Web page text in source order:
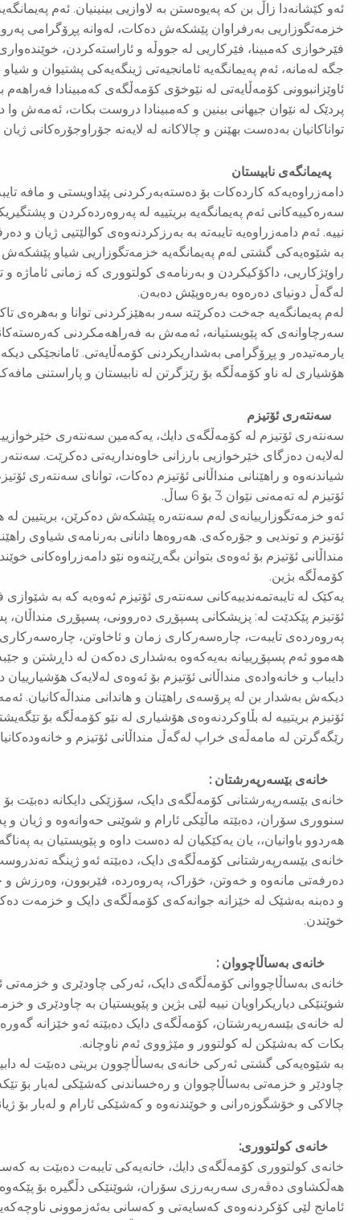
ئەو کێشانەدا زاڵ بن کە پەیوەستن بە لاوازیی بینینیان. ئەم
خزمەتگوزاریی بەرفراوان پێشکەش دەکات، لەوانە پڕۆگرامی
فێرخوازی کەمبینا، فێرکاریی لە جووڵە و ئاراستەکردن،
جگە لەمانە، ئەم پەیمانگەیە ئامانجیەتی ژینگەیەکی پشتیوان و
ئاوێزانبوونی کۆمەڵایەتی لە نێوخۆی کۆمەڵگەی کەمبینادا
پردێک لە نێوان جیهانی بینین و کەمبینادا دروست بکات، ئەمەش وا
تواناکانیان بەدەست بهێنن و چالاکانە لە لایەنە جۆراوجۆرەکانی
پەیمانگه‌ی نابیستان
دامەزراوەیەکە کاردەکات بۆ دەستەبەرکردنی پێداویستی و مافە
سەرەکییەکانی ئەم پەیمانگەیە بریتییە لە پەروەردەکردن و
نییە. ئەم دامەزراوەیە تایبەتە بە بەرزکردنەوەی کوالێتیی ژیان و
بە شێوەیەکی گشتی لەم پەیمانگەیە خزمەتگوزاریی شیاو پێشکەش
راوێژکاریی، داکۆکیکردن و بەرنامەی کولتووری کە زمانی
لەگەڵ دونیای دەرەوە بەرەوپێش دەبەن.
لەم پەیمانگەیە جەخت دەکرێتە سەر بەهێزکردنی توانا و بەهرەی
سەرچاوانەی کە پێویستیانە، ئەمەش بە فەراهەمکردنی
یارمەتیدەر و پڕۆگرامی بەشداریکردنی کۆمەڵایەتی. ئامانجێکی
هۆشیاری لە ناو کۆمەڵگە بۆ رێزگرتن لە نابیستان و پاراستنی
سەنتەری ئۆتیزم
سه‌نته‌ری ئۆتیزم لە كۆمه‌ڵگه‌ی دایك، یه‌كه‌مین سه‌نته‌ری
له‌لایه‌ن ده‌زگای خێرخوازیی بارزانی خاوه‌نداریه‌تی ده‌كرێت.
ئۆتیزم له‌ ته‌مه‌نی نێوان 3 بۆ 6 ساڵ.
ئەو خزمەتگوزارییانەی لەم سەنتەرە پێشکەش دەکرێن، بریتیین
ئۆتیزم و توندیی و جۆرەکەی. هەروەها دانانی بەرنامەی شیاوی
منداڵانی ئۆتیزم بۆ ئەوەی بتوانن بگەڕێنەوە نێو دامه‌زراوه‌كانی
کۆمەڵگە بژین.
یەکێک لە تایبەتمەندییەکانی سەنتەری ئۆتیزم ئەوەیە کە بە
ئۆتیزم پێکدێت لە: پزیشکانی پسپۆڕی دەروونی، پسپۆڕی
پەروەردەی تایبەت، چارەسەرکاری زمان و ئاخاوتن،
هەموو ئەم پسپۆڕییانە بەیەکەوە بەشداری دەکەن لە داڕشتن و
دایباب و خانەوادەی منداڵانی ئۆتیزم بۆ ئەوەی لەلایەک هۆشیارییان
دیكەش بەشدار بن لە پرۆسەی راهێنان و هاندانی منداڵەکانیان.
ئۆتیزم بریتییە لە بڵاوکردنەوەی هۆشیاری لە نێو کۆمەڵگە بۆ
رێگەگرتن لە مامەڵەی خراپ لەگەڵ منداڵانی ئۆتیزم و
خانەی بێسەرپەرشتان :
خانەی بێسەرپەرشتانی کۆمەڵگەی دایک، سۆزێکی دایکانە دەبێت
سنووری سۆران، دەبێتە ماڵێکی ئارام و شوێنی حەوانەوە و ژیان و
هەردوو باوانیان،، یان یەکێکیان لە دەست داوە و پێویستیان بە
خانەی بێسەرپەرشتانی کۆمەڵگەی دایک، دەبێتە ئەو ژینگە
ده‌رفەتی مانەوە و خەوتن، خۆراک، پەروەردە، فێربوون، وەرزش و
و دەبنە بەشێک لە خێزانە جوانەکەی کۆمەڵگەی دایک و خزمەت
خوێندن.
خانەی بەساڵاچووان :
خانەی بەساڵاچووانی کۆمەڵگەی دایک، ئەرکی چاودێری و خزمەتی
شوێنێکی دیاریکراویان نییە لێی بژین و پێویستیان بە چاودێری و
لە خانەی بێسەرپەرشتان، کۆمەڵگەی دایک دەبێتە ئەو خێزانە
بکات کە بەشێکن لە کولتوور و مێژووی ئەم ناوچانە.
بە شێوەیەکی گشتی ئەرکی خانەی بەساڵاچوون بریتی دەبێت لە
چاودێر و خزمەتی بەساڵاچووان و رەخساندنی کەشێکی لەبار بۆ
چالاکی و خۆشگوزەرانی و خوێندنەوە و کەشێکی ئارام و لەبار بۆ
خانه‌ی كو‌لتووری:
خانه‌ی كو‌لتووری كۆمه‌ڵگه‌ی دایك، خانه‌یه‌كی تایبه‌ت دەبێت به‌
هه‌ڵكشاوی ده‌ڤه‌ری سه‌ربه‌رزی سۆران، شوێنێكی دڵگیره‌ بۆ
ئامانج لێی كۆكردنه‌وه‌ی كه‌سایه‌تی و كه‌سانی به‌ئه‌زموونی